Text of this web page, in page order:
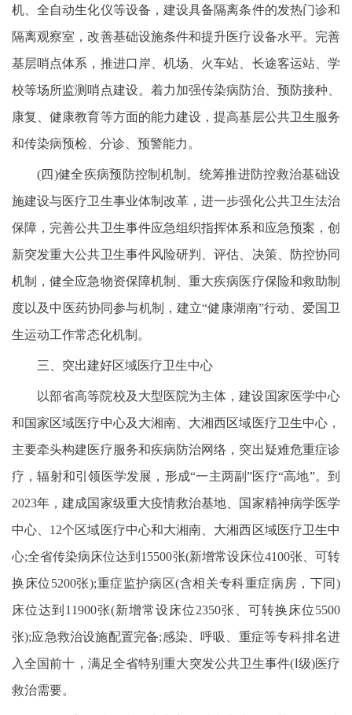
机、全自动生化仪等设备，建设具备隔离条件的发热门诊和
隔离观察室，改善基础设施条件和提升医疗设备水平。完善
基层哨点体系，推进口岸、机场、火车站、长途客运站、学
校等场所监测哨点建设。着力加强传染病防治、预防接种、
康复、健康教育等方面的能力建设，提高基层公共卫生服务
和传染病预检、分诊、预警能力。
(四)健全疾病预防控制机制。统筹推进防控救治基础设
施建设与医疗卫生事业体制改革，进一步强化公共卫生法治
保障，完善公共卫生事件应急组织指挥体系和应急预案，创
新突发重大公共卫生事件风险研判、评估、决策、防控协同
机制，健全应急物资保障机制、重大疾病医疗保险和救助制
度以及中医药协同参与机制，建立“健康湖南”行动、爱国卫
生运动工作常态化机制。
三、突出建好区域医疗卫生中心
以部省高等院校及大型医院为主体，建设国家医学中心
和国家区域医疗中心及大湘南、大湘西区域医疗卫生中心，
主要牵头构建医疗服务和疾病防治网络，突出疑难危重症诊
疗，辐射和引领医学发展，形成“一主两副”医疗“高地”。到
2023年，建成国家级重大疫情救治基地、国家精神病学医学
中心、12个区域医疗中心和大湘南、大湘西区域医疗卫生中
心;全省传染病床位达到15500张(新增常设床位4100张、可转
换床位5200张);重症监护病区(含相关专科重症病房，下同)
床位达到11900张(新增常设床位2350张、可转换床位5500
张);应急救治设施配置完备;感染、呼吸、重症等专科排名进
入全国前十，满足全省特别重大突发公共卫生事件(Ⅰ级)医疗
救治需要。